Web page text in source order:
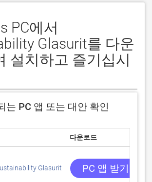
PC에서
Glasurit를 다운
설치하고 즐기십시
는 PC 앱 또는 대안 확인
다운로드
Glasurit PC 앱 받기